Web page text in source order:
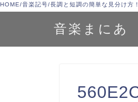
HOME/音楽記号/長調と短調の簡単な見分け方
音楽まにあ